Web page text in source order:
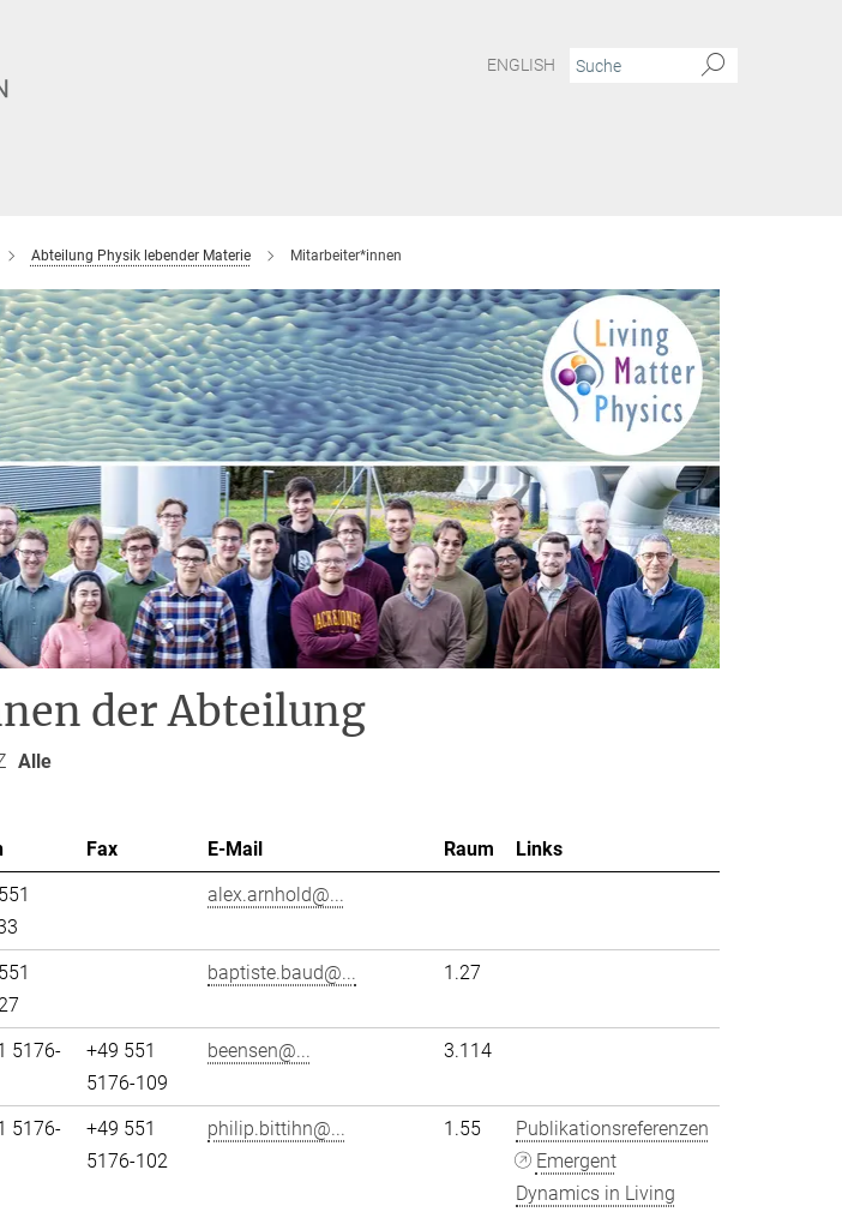
ENGLISH
Abteilung Physik lebender Materie Mitarbeiter*innen
der Abteilung
Alle
Fax E-Mail Raum
Links
alex.arnhold@...
baptiste.baud@... 1.27
5176-
+49 551
5176-109
beensen@... 3.114
5176-
+49 551
5176-102
philip.bittihn@... 1.55
Publikationsreferenzen
Emergent
Dynamics in Living